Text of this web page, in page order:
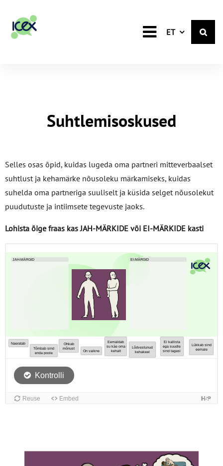
ET Estonian
Suhtlemisoskused
Selles osas õpid, kuidas lugeda oma partneri mitteverbaalset
suhtlust ja kehamärke nõusoleku märkamiseks, kuidas
suhelda oma partneriga suuliselt ja küsida selget nõusolekut
puudutuste ja intiimsete tegevuste jaoks.
Lohista õige fraas kas JAH-MÄRKIDE või EI-MÄRKIDE kasti